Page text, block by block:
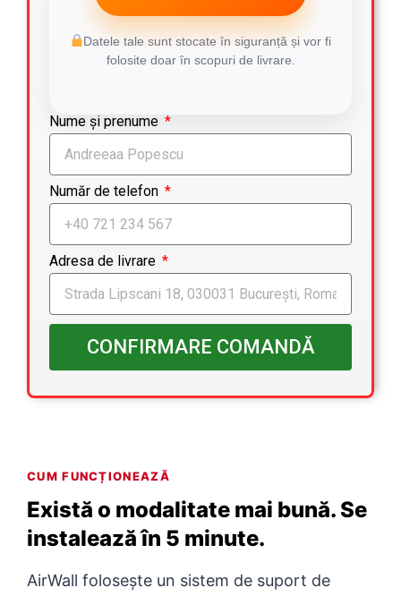
Datele tale sunt stocate în siguranță și vor fi
folosite doar în scopuri de livrare.
Nume și prenume
Număr de telefon
Adresa de livrare
CONFIRMARE COMANDĂ
CUM FUNCȚIONEAZĂ
Există o modalitate mai bună. Se
instalează în 5 minute.
AirWall folosește un sistem de suport de